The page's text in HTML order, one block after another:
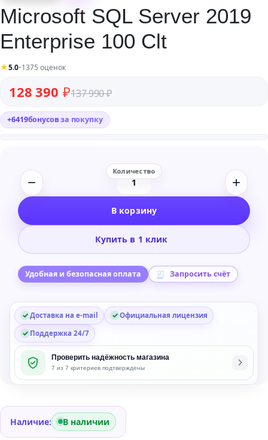
Microsoft SQL Server 2019
Enterprise 100 Clt
★5.0•1375 оценок
137 990₽
Первоначальная цена составляла 137 990 ₽.
128 390 ₽
Текущая цена: 128 390 ₽.
+6419бонусовза покупку
Количество
Microsoft
Server
Enterprise
Clt
В корзину
Купить в 1 клик
Удобная и безопасная оплата Запросить счёт
Доставка на e-mail
Официальная лицензия
Поддержка 24/7
Проверить надёжность магазина
7 из 7 критериев подтверждены
Наличие: В наличии